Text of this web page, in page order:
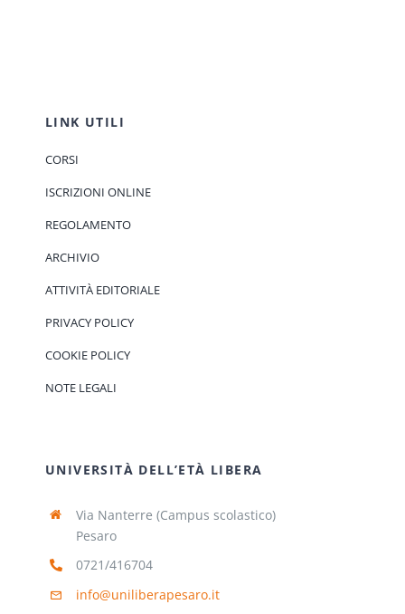
LINK UTILI
CORSI
ISCRIZIONI ONLINE
REGOLAMENTO
ARCHIVIO
ATTIVITÀ EDITORIALE
PRIVACY POLICY
COOKIE POLICY
NOTE LEGALI
UNIVERSITÀ DELL’ETÀ LIBERA
Via Nanterre (Campus scolastico)
Pesaro
0721/416704
info@uniliberapesaro.it